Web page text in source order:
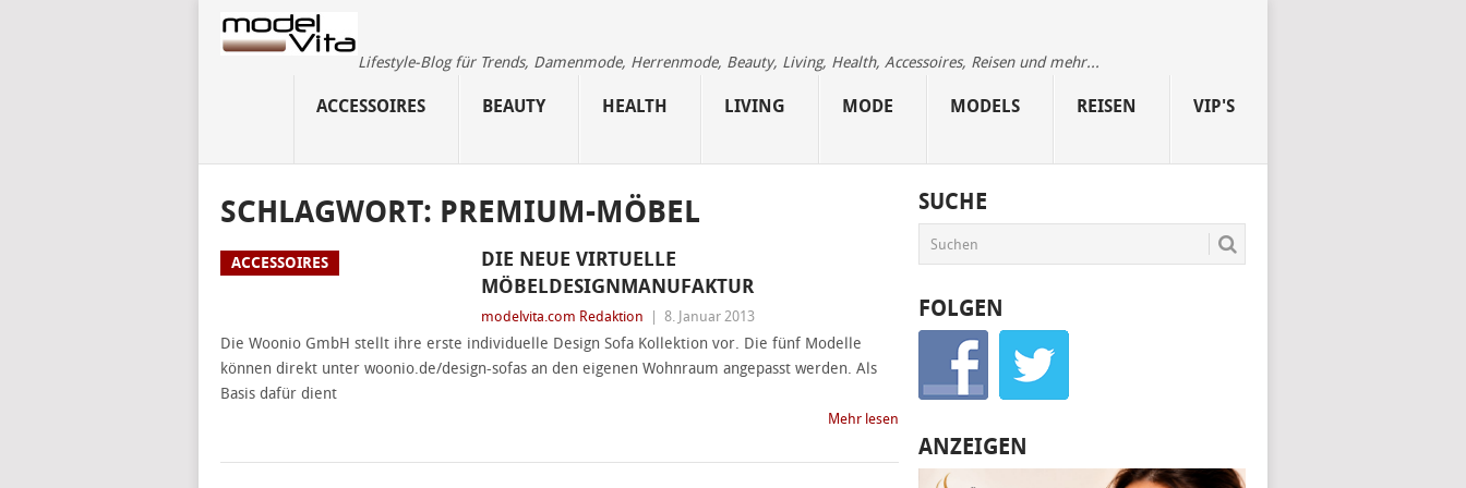
Lifestyle-Blog für Trends, Damenmode, Herrenmode, Beauty, Living, Health, Accessoires, Reisen und mehr...
ACCESSOIRES BEAUTY HEALTH LIVING MODE MODELS REISEN VIP'S
SCHLAGWORT: PREMIUM-MÖBEL
ACCESSOIRES
DIE NEUE VIRTUELLE
MÖBELDESIGNMANUFAKTUR
modelvita.com Redaktion 8. Januar 2013
Die Woonio GmbH stellt ihre erste individuelle Design Sofa Kollektion vor. Die fünf Modelle
können direkt unter woonio.de/design-sofas an den eigenen Wohnraum angepasst werden. Als
Basis dafür dient
Mehr lesen
SUCHE
FOLGEN
ANZEIGEN